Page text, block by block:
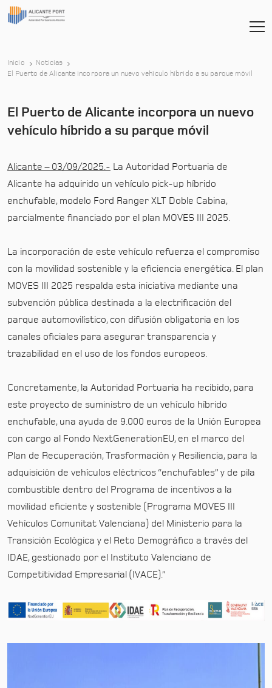
Inicio
Noticias
El Puerto de Alicante incorpora un nuevo vehículo híbrido a su parque móvil
-
El Puerto de Alicante incorpora un nuevo
vehículo híbrido a su parque móvil
Alicante – 03/09/2025.- La Autoridad Portuaria de
Alicante ha adquirido un vehículo pick-up híbrido
enchufable, modelo Ford Ranger XLT Doble Cabina,
parcialmente financiado por el plan MOVES III 2025.
La incorporación de este vehículo refuerza el compromiso
con la movilidad sostenible y la eficiencia energética. El plan
MOVES III 2025 respalda esta iniciativa mediante una
subvención pública destinada a la electrificación del
parque automovilístico, con difusión obligatoria en los
canales oficiales para asegurar transparencia y
trazabilidad en el uso de los fondos europeos.
Concretamente, la Autoridad Portuaria ha recibido, para
este proyecto de suministro de un vehículo híbrido
enchufable, una ayuda de 9.000 euros de la Unión Europea
con cargo al Fondo NextGenerationEU, en el marco del
Plan de Recuperación, Trasformación y Resiliencia, para la
adquisición de vehículos eléctricos “enchufables” y de pila
combustible dentro del Programa de incentivos a la
movilidad eficiente y sostenible (Programa MOVES III
Vehículos Comunitat Valenciana) del Ministerio para la
Transición Ecológica y el Reto Demográfico a través del
IDAE, gestionado por el Instituto Valenciano de
Competitividad Empresarial (IVACE).”